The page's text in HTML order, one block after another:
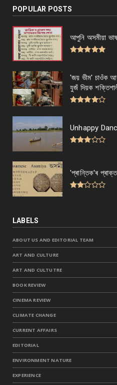
POPULAR POSTS
আপুনি অসমীয়া
'জয় ভীম' চাওঁক
যুজঁ দিয়ক
Unhappy
'প্ৰান্তিক'ৰ
LABELS
ABOUT US AND EDITORIAL TEAM
ART AND CULTURE
ART AND CULTUTRE
BOOK REVIEW
CINEMA REVIEW
CLIMATE CHANGE
CURRENT AFFAIRS
EDITORIAL
ENVIRONMENT NATURE
EXPERIENCE